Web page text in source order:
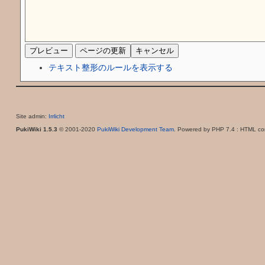
テキスト整形のルールを表示する
Site admin: Irrlicht
PukiWiki 1.5.3 © 2001-2020 PukiWiki Development Team. Powered by PHP 7.4 : HTML